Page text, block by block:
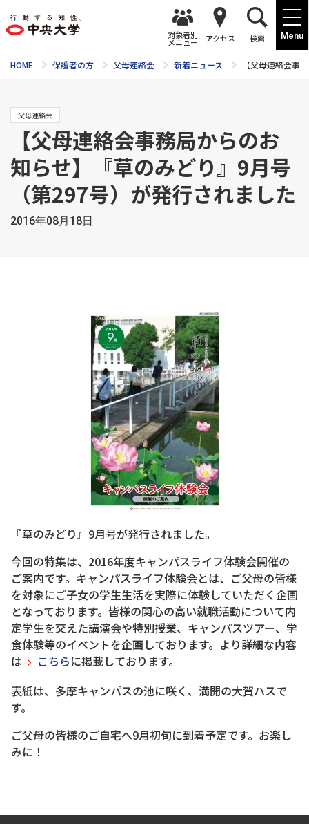
Menu
対象者別
メニュー アクセス 検索
HOME 保護者の方 父母連絡会 新着ニュース 【父母連絡会事
父母連絡会
【父母連絡会事務局からのお
知らせ】『草のみどり』9月号
（第297号）が発行されました
2016年08月18日
『草のみどり』9月号が発行されました。
今回の特集は、2016年度キャンパスライフ体験会開催の
ご案内です。キャンパスライフ体験会とは、ご父母の皆様
を対象にご子女の学生生活を実際に体験していただく企画
となっております。皆様の関心の高い就職活動について内
定学生を交えた講演会や特別授業、キャンパスツアー、学
食体験等のイベントを企画しております。より詳細な内容
は
こちらに掲載しております。
表紙は、多摩キャンパスの池に咲く、満開の大賀ハスで
す。
ご父母の皆様のご自宅へ9月初旬に到着予定です。お楽し
みに！